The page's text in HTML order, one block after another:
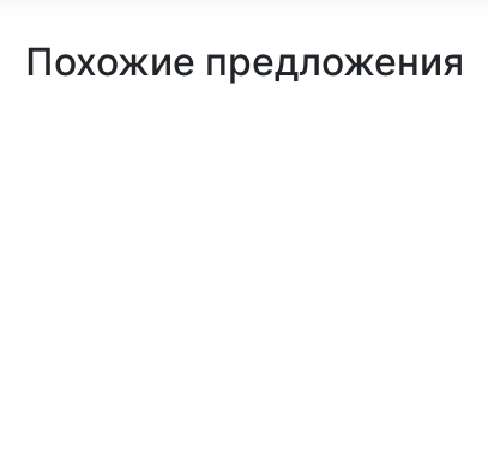
Похожие предложения